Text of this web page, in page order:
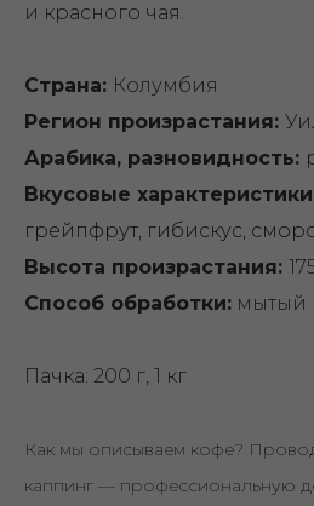
и красного чая.
Страна: Колумбия
Регион произрастания:
Арабика, разновидность:
Вкусовые
грейпфрут, гибискус,
Высота произрастания:
Способ обработки: мытый
Пачка: 200 г, 1 кг
Как мы описываем кофе?
каппинг — профессиональную